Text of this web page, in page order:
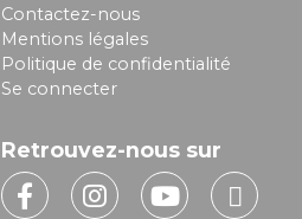
Contactez-nous
Mentions légales
Politique de confidentialité
Se connecter
Retrouvez-nous sur